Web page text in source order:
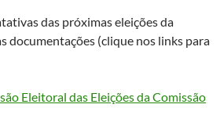
das próximas eleições da
documentações (clique nos links para
Eleitoral das Eleições da Comissão